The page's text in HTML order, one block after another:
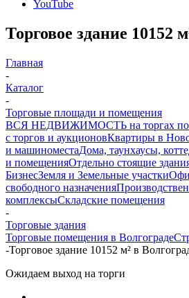
YouTube
Торговое здание 10152
Главная
-
Каталог
-
Торговые площади и помещения
ВСЯ НЕДВИЖИМОСТЬ на торгах по
с торгов и аукционовКвартиры в
и машиноместаДома, таунхаусы,
и помещенияОтдельно стоящие
БизнесЗемля и Земельные участки
свободного назначения
комплексыСкладские помещения
-
Торговые здания
Торговые помещения в Волгограде
-Торговое здание 10152 м² в
Ожидаем выход на торги